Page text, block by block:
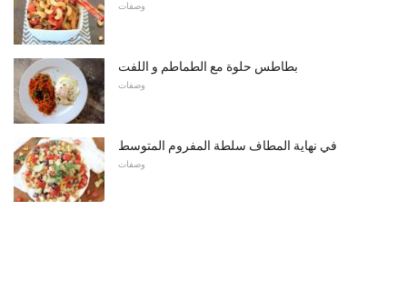
وصفات
بطاطس حلوة مع الطماطم و اللفت
وصفات
في نهاية المطاف سلطة المفروم المتوسط
وصفات